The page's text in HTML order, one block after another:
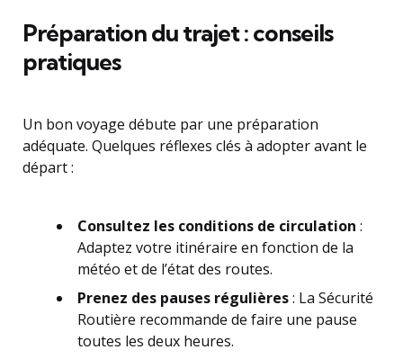
Préparation du trajet : conseils
pratiques
Un bon voyage débute par une préparation
adéquate. Quelques réflexes clés à adopter avant le
départ :
Consultez les conditions de circulation :
Adaptez votre itinéraire en fonction de la
météo et de l’état des routes.
Prenez des pauses régulières: La Sécurité
Routière recommande de faire une pause
toutes les deux heures.